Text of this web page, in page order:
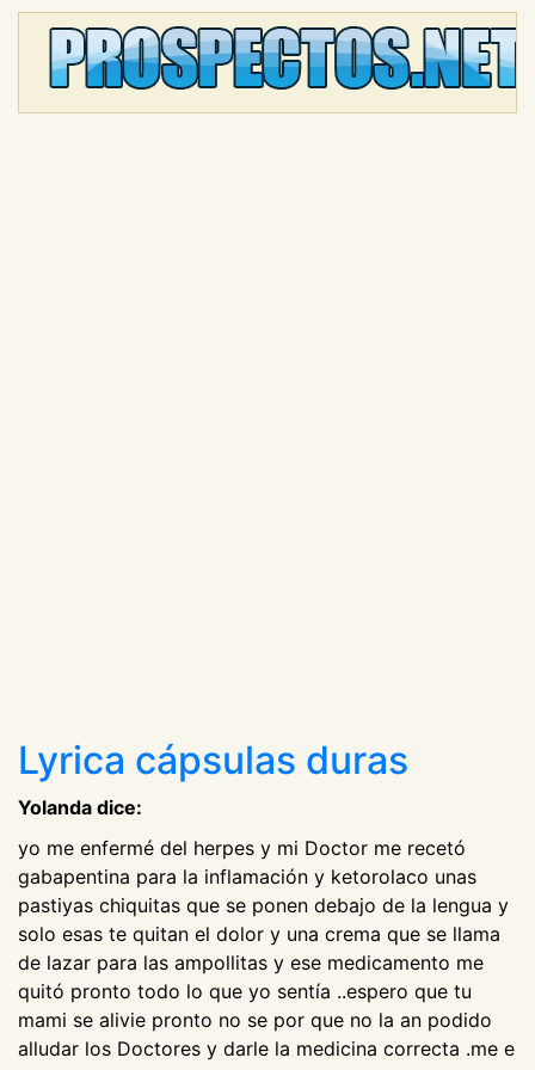
Lyrica cápsulas duras
Yolanda dice:
yo me enfermé del herpes y mi Doctor me recetó
gabapentina para la inflamación y ketorolaco unas
pastiyas chiquitas que se ponen debajo de la lengua y
solo esas te quitan el dolor y una crema que se llama
de lazar para las ampollitas y ese medicamento me
quitó pronto todo lo que yo sentía ..espero que tu
mami se alivie pronto no se por que no la an podido
alludar los Doctores y darle la medicina correcta .me e